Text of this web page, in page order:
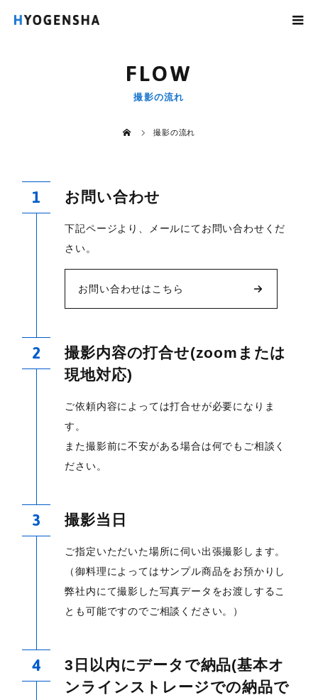
FLOW
撮影の流れ
撮影の流れ
お問い合わせ
下記ページより、メールにてお問い合わせくだ
さい。
お問い合わせはこちら
撮影内容の打合せ(zoomまたは
現地対応)
ご依頼内容によっては打合せが必要になりま
す。
また撮影前に不安がある場合は何でもご相談く
ださい。
撮影当日
ご指定いただいた場所に伺い出張撮影します。
（御料理によってはサンプル商品をお預かりし
弊社内にて撮影した写真データをお渡しするこ
とも可能ですのでご相談ください。）
3日以内にデータで納品(基本オ
ンラインストレージでの納品で